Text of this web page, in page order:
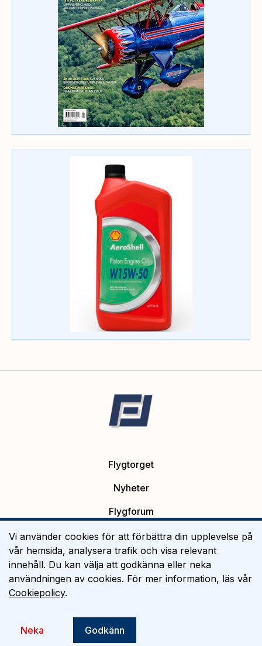
Flygtorget
Nyheter
Flygforum
Platsannonser
Flygutbildning
Om Flygtorget
Vi använder cookies för att förbättra din upplevelse på
vår hemsida, analysera trafik och visa relevant
innehåll. Du kan välja att godkänna eller neka
användningen av cookies. För mer information, läs vår
Cookiepolicy.
Neka Godkänn